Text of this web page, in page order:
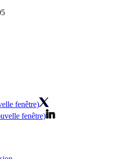
fenêtre)
fenêtre)